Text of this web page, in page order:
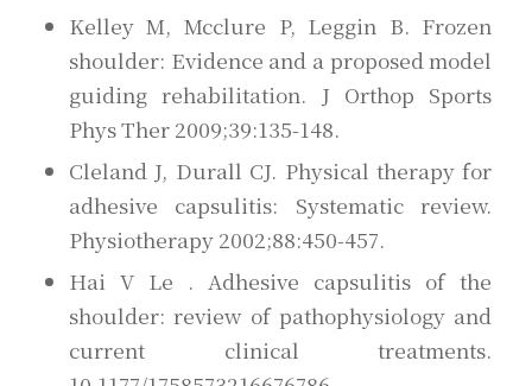
Kelley M, Mcclure P, Leggin B. Frozen
shoulder: Evidence and a proposed model
guiding rehabilitation. J Orthop Sports
Phys Ther 2009;39:135-148.
Cleland J, Durall CJ. Physical therapy for
adhesive capsulitis: Systematic review.
Physiotherapy 2002;88:450-457.
Hai V Le . Adhesive capsulitis of the
shoulder: review of pathophysiology and
current clinical treatments.